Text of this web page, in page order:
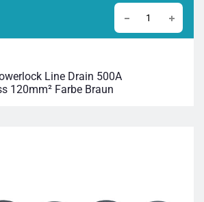
Line Drain 500A
120mm² Farbe Braun